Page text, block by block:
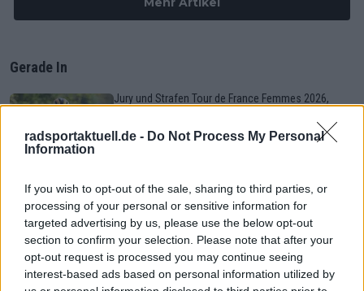
radsportaktuell.de - Do Not Process My Personal
Information
If you wish to opt-out of the sale, sharing to third parties, or
processing of your personal or sensitive information for
targeted advertising by us, please use the below opt-out
section to confirm your selection. Please note that after your
opt-out request is processed you may continue seeing
interest-based ads based on personal information utilized by
Gerade In
Jury und Strafen Tour de France Femmes 2026,
„Sticky Bottle“
Medizinischer Bericht und Aufgaben Tour de France
Femmes 2026, Etappe 6 – vier Fahrerinnen nicht
mehr im Rennen, auch Yara Kastelijn ausgeschieden
Aug 06, 19:26
Tour de France Femmes 2026: Gesamtwertung nach
der 6. Etappe – Reusser verteidigt Gelb, Longo